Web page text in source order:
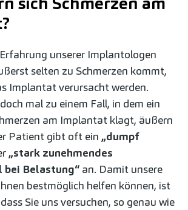
unserer Implantologen
selten zu Schmerzen kommt,
Implantat verursacht werden.
mal zu einem Fall, in dem ein
am Implantat klagt, äußern
Patient gibt oft ein „dumpf
„stark zunehmendes
bei Belastung“ an. Damit unsere
bestmöglich helfen können, ist
Sie uns versuchen, so genau wie